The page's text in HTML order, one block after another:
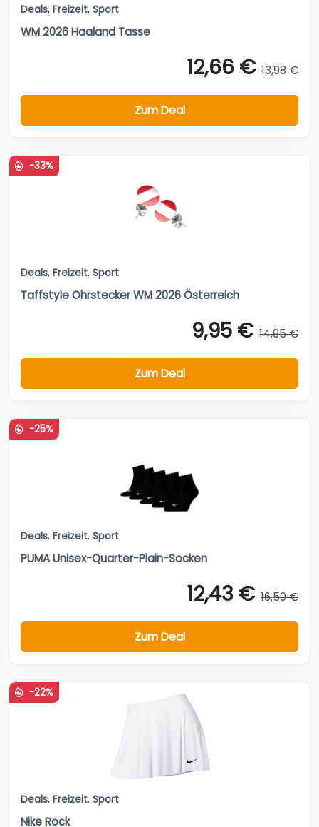
Deals, Freizeit, Sport
WM 2026 Haaland Tasse
12,66 € 13,98 €
Zum Deal
-33%
Deals, Freizeit, Sport
Taffstyle Ohrstecker WM 2026 Österreich
9,95 € 14,95 €
Zum Deal
-25%
Deals, Freizeit, Sport
PUMA Unisex-Quarter-Plain-Socken
12,43 € 16,50 €
Zum Deal
-22%
Deals, Freizeit, Sport
Nike Rock